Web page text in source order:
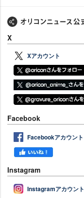
X
Xアカウント
Facebook
Facebookアカウント
Instagram
Instagramアカウント